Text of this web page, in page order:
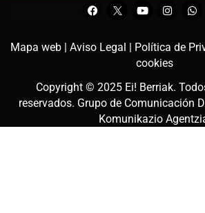
Mapa web | Aviso Legal | Política de
cookies
Copyright © 2025 Ei! Berriak.
reservados. Grupo de Comunicación
Komunikazio